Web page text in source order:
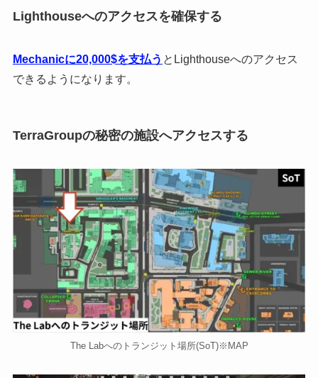
Lighthouseへのアクセスを確保する
Mechanicに20,000$を支払う とLighthouseへのアクセス
できるようになります。
TerraGroupの秘密の施設へアクセスする
The Labへのトランジット場所(SoT)※MAP